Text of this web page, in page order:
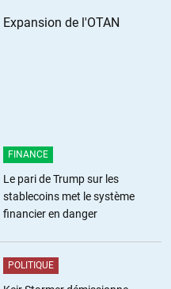
survivre au terrible » Déluge
pour récupérer sa place en
importante du déluge que
Expansion de l'OTAN
FINANCE
Le pari de Trump sur les
stablecoins met le système
financier en danger
POLITIQUE